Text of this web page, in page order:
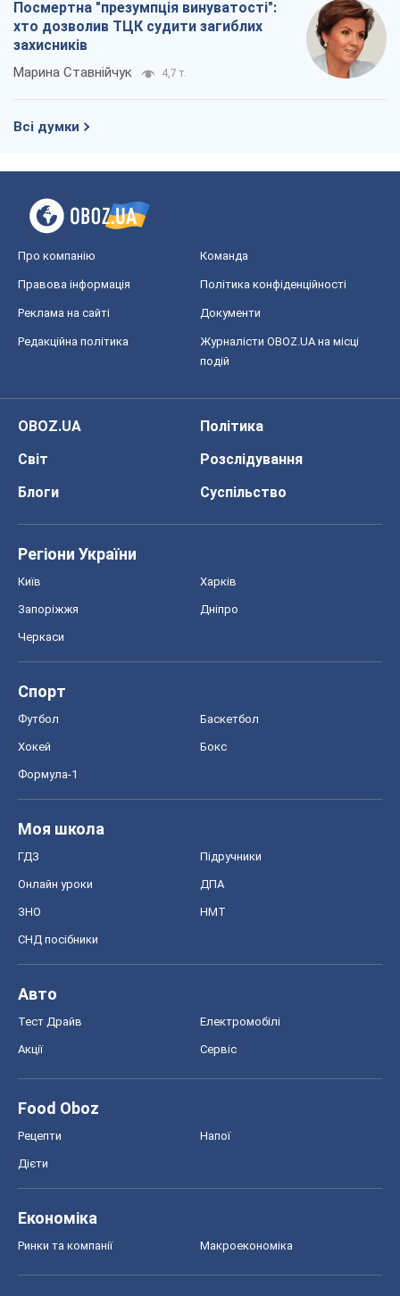
Посмертна "презумпція винуватості":
хто дозволив ТЦК судити загиблих
захисників
Марина Ставнійчук 4,7 т.
Всі думки
Про компанію Команда
Правова інформація Політика конфіденційності
Реклама на сайті Документи
Редакційна політика
Журналісти OBOZ.UA на місці
подій
OBOZ.UA
Політика
Світ
Розслідування
Блоги
Суспільство
Регіони України
Київ Харків
Запоріжжя Дніпро
Черкаси
Спорт
Футбол Баскетбол
Хокей Бокс
Формула-1
Моя школа
ГДЗ Підручники
Онлайн уроки ДПА
ЗНО НМТ
СНД посібники
Авто
Тест Драйв Електромобілі
Акції Сервіс
Food Oboz
Рецепти Напої
Дієти
Економіка
Ринки та компанії Макроекономіка